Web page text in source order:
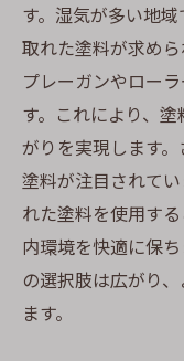
す。湿気が多い地
取れた塗料が求め
プレーガンやロー
す。これにより、
がりを実現します
塗料が注目されて
れた塗料を使用す
内環境を快適に保
の選択肢は広がり
ます。